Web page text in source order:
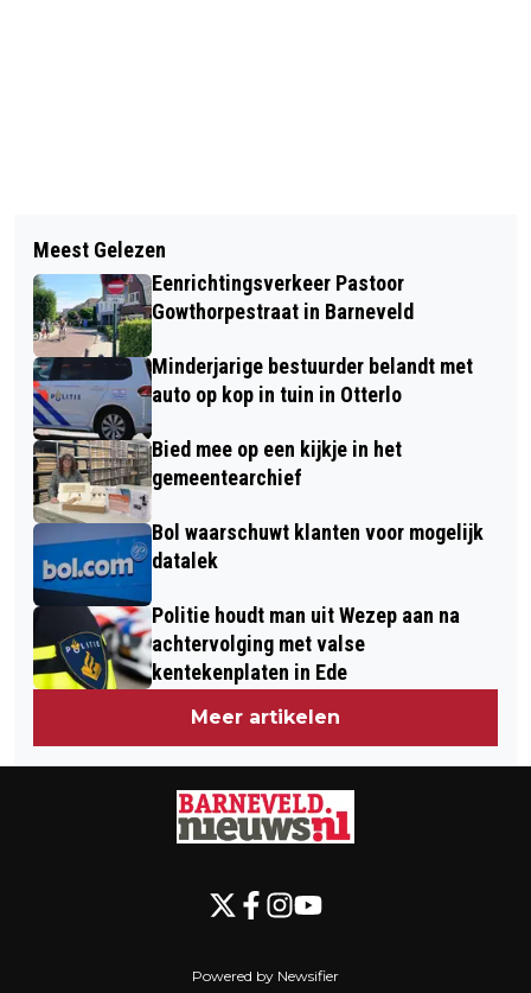
AUTO BOTST ACHTER OP
GEPARKEERDE OPLEGGER IN
EDERVEEN; ÉÉN GEWONDE
VERSCHILLENDE OVERTREDINGEN
AANGETROFFEN BIJ CONTROLE
OPSLAGBOXEN IN EDE
Meest Gelezen
Eenrichtingsverkeer Pastoor
Gowthorpestraat in Barneveld
Minderjarige bestuurder belandt met
auto op kop in tuin in Otterlo
Bied mee op een kijkje in het
gemeentearchief
Bol waarschuwt klanten voor mogelijk
datalek
Politie houdt man uit Wezep aan na
achtervolging met valse
kentekenplaten in Ede
Meer artikelen
Powered by Newsifier